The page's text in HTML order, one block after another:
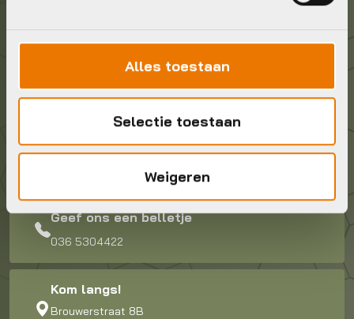
Alles toestaan
Selectie toestaan
Weigeren
Graag in contact komen?
onderstaande gegevens.
Stuur ons een e-mail
Geef ons een belletje
036 5304422
Kom langs!
Brouwerstraat 8B